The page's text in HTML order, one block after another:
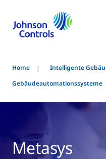
Home
Intelligente
Gebäudeautomationssysteme
Metasys